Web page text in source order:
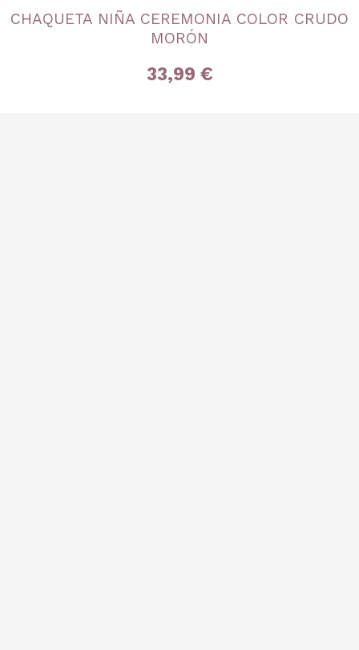
18A 3 años 4 años 5 años
CHAQUETA NIÑA CEREMONIA COLOR CRUDO
MORÓN
33,99 €